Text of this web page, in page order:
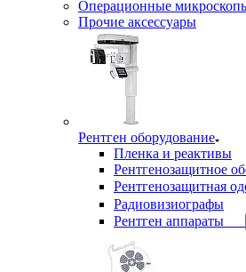
Операционные
Прочие аксессуары
Рентген оборудование
Пленка и реактивы
Рентгенозащитное
Рентгенозащитная
Радиовизиографы
Рентген аппараты